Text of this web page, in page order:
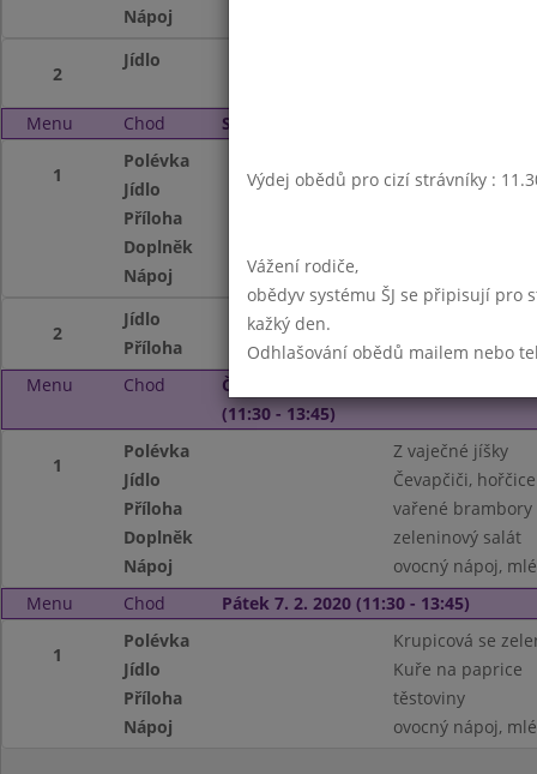
Nápoj
2
Jídlo
Menu Chod Středa 5. 2. 2020 (11:30 - 13:45)
1
Polévka
Jídlo
Hovězí na
Příloha
Doplněk
Nápoj
2
Jídlo
Příloha
smetanové
Menu
Chod
Čtvrtek 6. 2. 2020
(11:30 - 13:45)
1
Polévka
Z vaječné jíšky
Jídlo
Čevapčiči, hořčice
Příloha
vařené brambory
Doplněk
zeleninový salát
Nápoj
ovocný nápoj,
Menu
Chod Pátek 7. 2. 2020 (11:30 - 13:45)
1
Polévka
Krupicová se
Jídlo
Kuře na paprice
Příloha
těstoviny
Nápoj
ovocný nápoj,
Výdej obědů pro cizí strávníky :
Vážení rodiče,
obědyv systému ŠJ se připisují pro
kažký den.
Odhlašování obědů mailem nebo